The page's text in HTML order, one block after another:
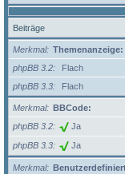
Beiträge
Merkmal
Themenanzeige:
phpBB 3.2
Flach
phpBB 3.3
Flach
Merkmal
BBCode:
phpBB 3.2
Ja
phpBB 3.3 Ja
Merkmal